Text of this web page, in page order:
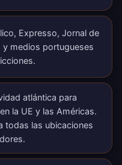
Expresso, Jornal de
y medios portugueses
atlántica para
la UE y las Américas.
todas las ubicaciones
.